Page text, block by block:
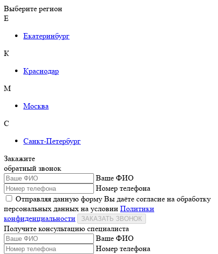
Выберите регион
Е
Екатеринбург
К
Краснодар
М
Москва
С
Санкт-Петербург
Закажите
обратный звонок
Ваше ФИО
Номер телефона
Отправляя данную форму Вы даёте согласие на обработку
персональных данных на условии Политики
конфиденциальности
ЗАКАЗАТЬ ЗВОНОК
Получите консультацию специалиста
Ваше ФИО
Номер телефона